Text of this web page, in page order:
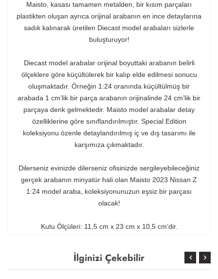
Maisto, kasası tamamen metalden, bir kısım parçaları
plastikten oluşan ayrıca orijinal arabanın en ince detaylarına
sadık kalınarak üretilen Diecast model arabaları sizlerle
buluşturuyor!
Diecast model arabalar orijinal boyuttaki arabanın belirli
ölçeklere göre küçültülerek bir kalıp elde edilmesi sonucu
oluşmaktadır. Örneğin 1:24 oranında küçültülmüş bir
arabada 1 cm’lik bir parça arabanın orijinalinde 24 cm’lik bir
parçaya denk gelmektedir. Maisto model arabalar detay
özelliklerine göre sınıflandırılmıştır. Special Edition
koleksiyonu özenle detaylandırılmış iç ve dış tasarımı ile
karşımıza çıkmaktadır.
Dilerseniz evinizde dilerseniz ofisinizde sergileyebileceğiniz
gerçek arabanın minyatür hali olan Maisto 2023 Nissan Z
1:24 model araba, koleksiyonunuzun eşsiz bir parçası
olacak!
Kutu Ölçüleri: 11,5 cm x 23 cm x 10,5 cm’dir.
İlginizi Çekebilir